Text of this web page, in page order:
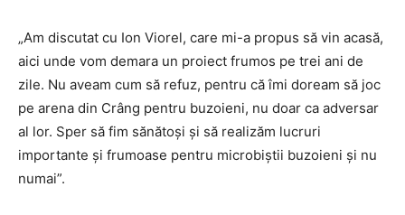
„Am discutat cu Ion Viorel, care mi-a propus să vin acasă,
aici unde vom demara un proiect frumos pe trei ani de
zile. Nu aveam cum să refuz, pentru că îmi doream să joc
pe arena din Crâng pentru buzoieni, nu doar ca adversar
al lor. Sper să fim sănătoşi şi să realizăm lucruri
importante şi frumoase pentru microbiştii buzoieni şi nu
numai”.